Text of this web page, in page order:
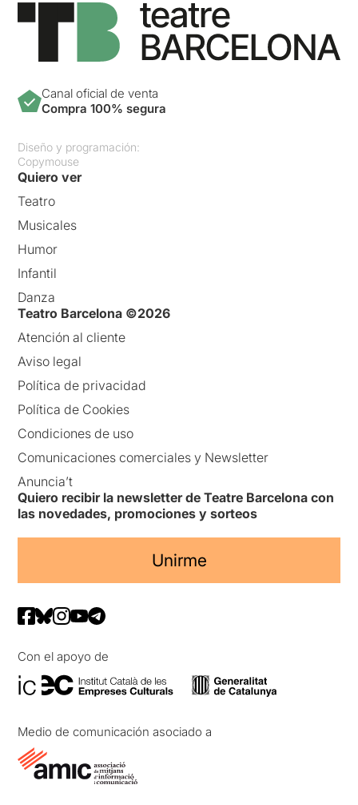
Canal oficial de venta
Compra 100% segura
Diseño y programación:
Copymouse
Quiero ver
Teatro
Musicales
Humor
Infantil
Danza
Teatro Barcelona ©2026
Atención al cliente
Aviso legal
Política de privacidad
Política de Cookies
Condiciones de uso
Comunicaciones comerciales y Newsletter
Anuncia’t
Quiero recibir la newsletter de Teatre Barcelona con
las novedades, promociones y sorteos
Unirme
Con el apoyo de
Medio de comunicación asociado a